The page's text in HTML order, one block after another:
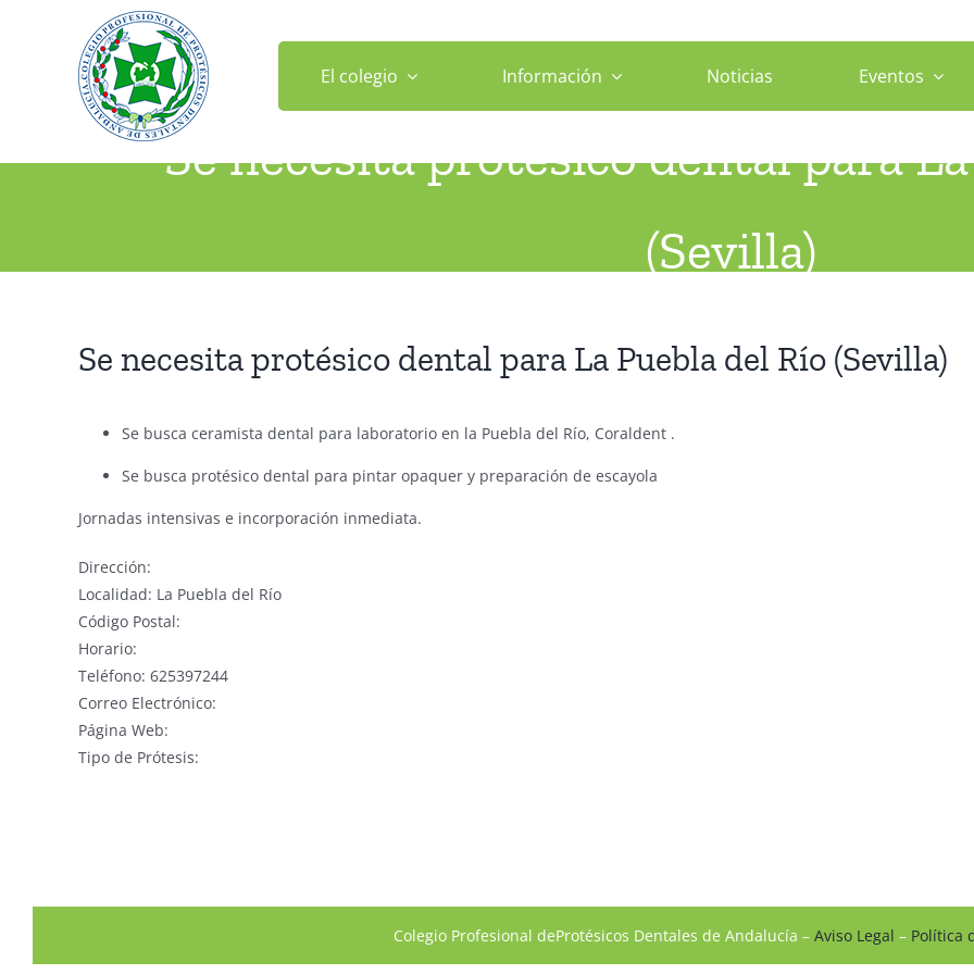
El colegio Información Noticias Eventos
Se necesita protésico dental para
(Sevilla)
Se necesita protésico dental para La Puebla del Río (Sevilla)
Se busca ceramista dental para laboratorio en la Puebla del Río, Coraldent .
Se busca protésico dental para pintar opaquer y preparación de escayola
Jornadas intensivas e incorporación inmediata.
Dirección:
Localidad: La Puebla del Río
Código Postal:
Horario:
Teléfono: 625397244
Correo Electrónico:
Página Web:
Tipo de Prótesis:
Colegio Profesional deProtésicos Dentales de Andalucía – Aviso Legal – Política